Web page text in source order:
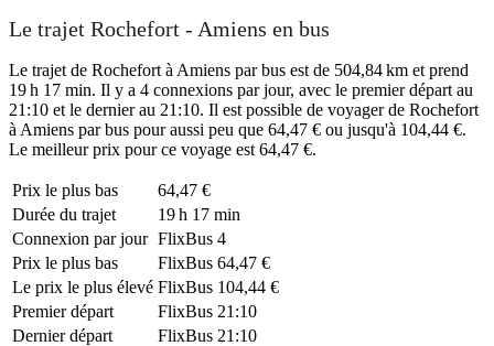
Le trajet Rochefort - Amiens en bus
Le trajet de Rochefort à Amiens par bus est de 504,84 km et prend
19 h 17 min. Il y a 4 connexions par jour, avec le premier départ au
21:10 et le dernier au 21:10. Il est possible de voyager de Rochefort
à Amiens par bus pour aussi peu que 64,47 € ou jusqu'à 104,44 €.
Le meilleur prix pour ce voyage est 64,47 €.
Prix ​​le plus bas
64,47 €
Durée du trajet
19 h 17 min
Connexion par jour FlixBus 4
Prix ​​le plus bas
FlixBus 64,47 €
Le prix le plus élevé FlixBus 104,44 €
Premier départ
FlixBus 21:10
Dernier départ
FlixBus 21:10